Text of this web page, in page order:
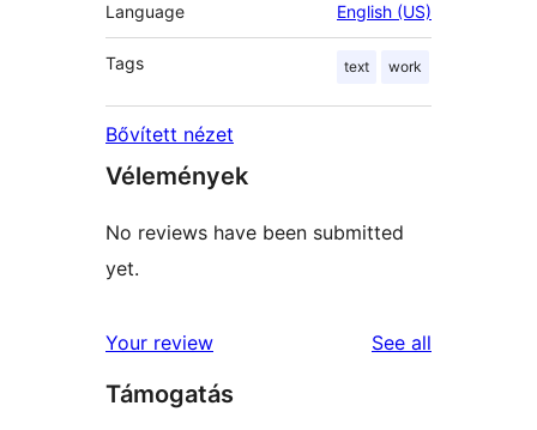
Language English (US)
Tags text work
Bővített nézet
Vélemények
No reviews have been submitted
yet.
Your review See all
Támogatás